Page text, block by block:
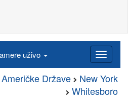
uživo
Države
New York
Whitesboro